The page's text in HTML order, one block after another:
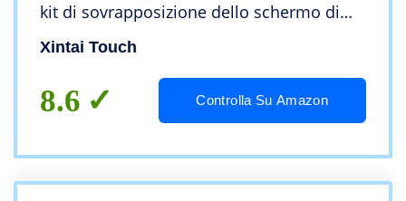
kit di sovrapposizione dello schermo di
tocco (98 pollici)
Xintai Touch
8.6 Controlla Su Amazon